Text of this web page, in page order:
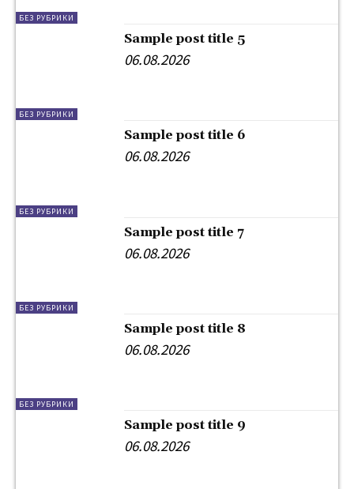
БЕЗ РУБРИКИ
БЕЗ РУБРИКИ
Sample post title 5
06.08.2026
БЕЗ РУБРИКИ
Sample post title 6
06.08.2026
БЕЗ РУБРИКИ
Sample post title 7
06.08.2026
БЕЗ РУБРИКИ
Sample post title 8
06.08.2026
Sample post title 9
06.08.2026